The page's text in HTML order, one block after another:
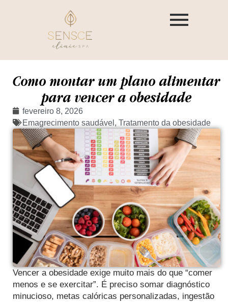
Como montar um plano alimentar
para vencer a obesidade
fevereiro 8, 2026
Emagrecimento saudável , Tratamento da obesidade
Vencer a obesidade exige muito mais do que “comer
menos e se exercitar”. É preciso somar diagnóstico
minucioso, metas calóricas personalizadas, ingestão